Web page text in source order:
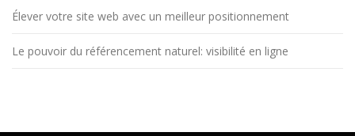
Élever votre site web avec un meilleur positionnement
Le pouvoir du référencement naturel: visibilité en ligne